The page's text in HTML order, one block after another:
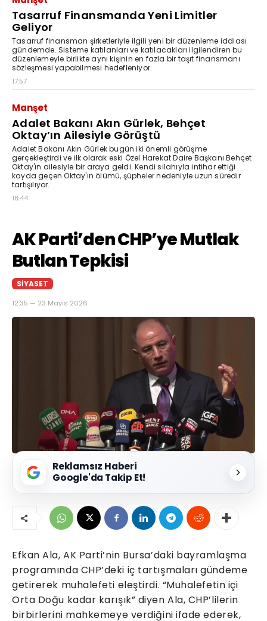
Tasarruf Finansmanda Yeni Limitler
Geliyor
Tasarruf finansman şirketleriyle ilgili yeni bir düzenleme iddiası
gündemde. Sisteme katılanları ve katılacakları ilgilendiren bu
düzenlemeyle birlikte aynı kişinin en fazla bir taşıt finansmanı
sözleşmesi yapabilmesi hedefleniyor.
17:57
Manşet
Adalet Bakanı Akın Gürlek, Behçet
Oktay’ın Ailesiyle Görüştü
Adalet Bakanı Akın Gürlek bugün iki önemli görüşme
gerçekleştirdi ve ilk olarak eski Özel Harekat Daire Başkanı Behçet
Oktay'ın ailesiyle bir araya geldi. Kendi silahıyla intihar ettiği
kayda geçen Oktay'ın ölümü, şüpheler nedeniyle uzun süredir
tartışılıyor.
18:44